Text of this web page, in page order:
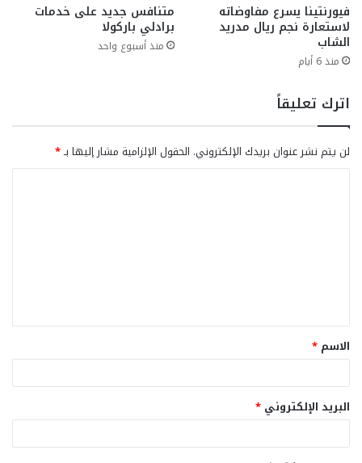
فيورنتينا يسرع مفاوضاته
لاستعارة نجم ريال مدريد
الشاب
منذ 6 أيام
متنافس جديد على خدمات
برادلي باركولا
منذ أسبوع واحد
اترك تعليقاً
لن يتم نشر عنوان بريدك الإلكتروني. الحقول الإلزامية مشار إليها بـ*
ق
*
الاسم *
البريد الإلكتروني *